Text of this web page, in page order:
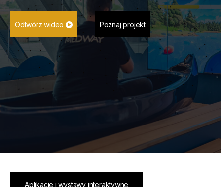
Odtwórz wideo Poznaj projekt
Aplikacje i wystawy interaktywne